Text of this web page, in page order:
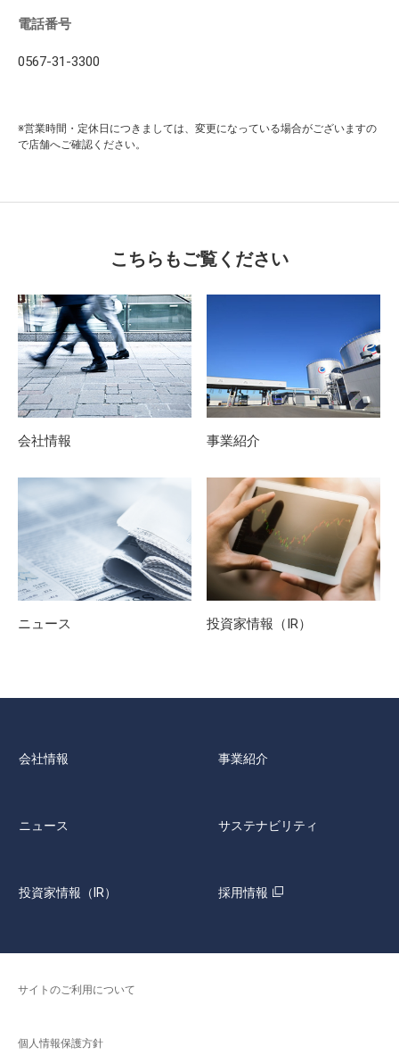
電話番号
0567-31-3300
※営業時間・定休日につきましては、変更になっている場合がございますの
で店舗へご確認ください。
こちらもご覧ください
会社情報 事業紹介
ニュース 投資家情報（IR）
会社情報 事業紹介
ニュース サステナビリティ
投資家情報（IR） 採用情報
サイトのご利用について
個人情報保護方針